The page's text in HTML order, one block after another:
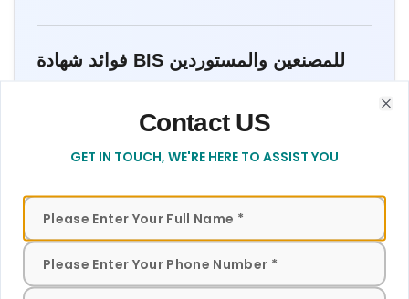
فوائد شهادة BIS للمصنعين والمستوردين
الامتثال للقانون الهندي
تخليص جمركي سلس
الفوائد التجارية
وصول أوسع للسوق
Contact US
Contact form to get in touch with our team for assistance
GET IN TOUCH, WE'RE HERE TO ASSIST YOU